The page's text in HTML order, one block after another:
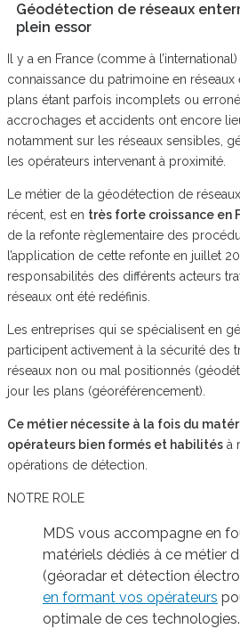
Géodétection de réseaux
plein essor
Il y a en France (comme à
connaissance du patrimoine en réseaux
plans étant parfois incomplets ou
accrochages et accidents ont encore
notamment sur les réseaux sensibles,
les opérateurs intervenant à proximité.
Le métier de la géodétection de
récent, est en très forte croissance en
de la refonte règlementaire des
l’application de cette refonte en juillet
responsabilités des différents acteurs
réseaux ont été redéfinis.
Les entreprises qui se spécialisent en
participent activement à la sécurité des
réseaux non ou mal positionnés
jour les plans (géoréférencement).
Ce métier nécessite à la fois du
opérateurs bien formés et habilités à
opérations de détection.
NOTRE ROLE
MDS vous accompagne en
matériels dédiés à ce métier
(géoradar et détection
en formant vos opérateurs
optimale de ces technologies.